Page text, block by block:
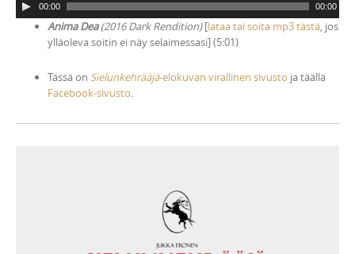
u
00:00 00:00
Anima Dea(2016 Dark Rendition)[lataa tai soita mp3 tästä , jos
ylläoleva soitin ei näy selaimessasi] (5:01)
Tässä on Sielunkehrääjä-elokuvan virallinen sivusto ja täällä
Facebook-sivusto